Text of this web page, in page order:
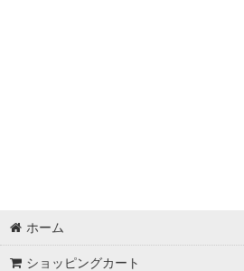
ホーム
ショッピングカート